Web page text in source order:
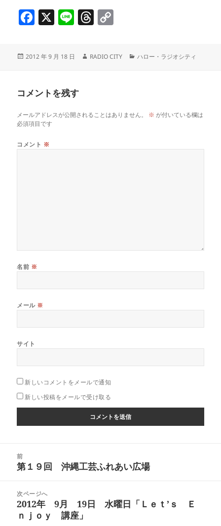
F
c
e
o
o
k
X Li T
re
a
p
y
k
投
2012 年 9 月 18 日
作
RADIO CITY
カ
ハロー・ラジオシティ
コメントを残す
メールアドレスが公開されることはありません。 ※ が付いている欄は
必須項目です
コメント ※
名前 ※
メール ※
サイト
新しいコメントをメールで通知
新しい投稿をメールで受け取る
前
前
投
稿:
第１９回 沖縄工芸ふれあい広場
次ページへ
次
の
2012年 9月 19日 水曜日「Ｌｅｔ’ｓ Ｅ
ｎｊｏｙ 講座」